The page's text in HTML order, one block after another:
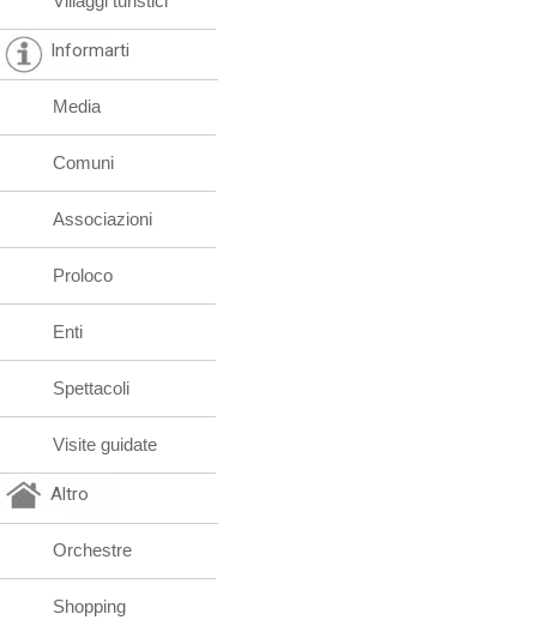
Informarti
Media
Comuni
Associazioni
Proloco
Enti
Spettacoli
Visite guidate
Altro
Orchestre
Shopping